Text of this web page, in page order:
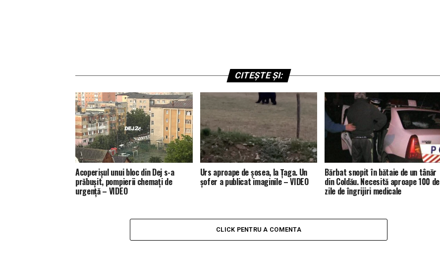
CITEȘTE ȘI:
Acoperișul unui bloc din Dej s-a
prăbușit, pompierii chemați de
urgență – VIDEO
Urs aproape de șosea, la Țaga. Un
șofer a publicat imaginile – VIDEO
Bărbat snopit în bătaie de un tânăr
din Coldău. Necesită aproape 100 de
zile de îngrijiri medicale
CLICK PENTRU A COMENTA